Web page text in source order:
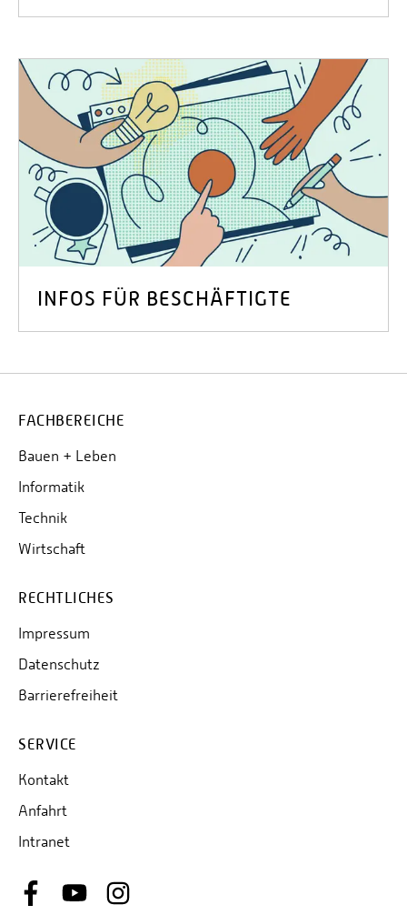
INFOS FÜR BESCHÄFTIGTE
FACHBEREICHE
Bauen + Leben
Informatik
Technik
Wirtschaft
RECHTLICHES
Impressum
Datenschutz
Barrierefreiheit
SERVICE
Kontakt
Anfahrt
Intranet